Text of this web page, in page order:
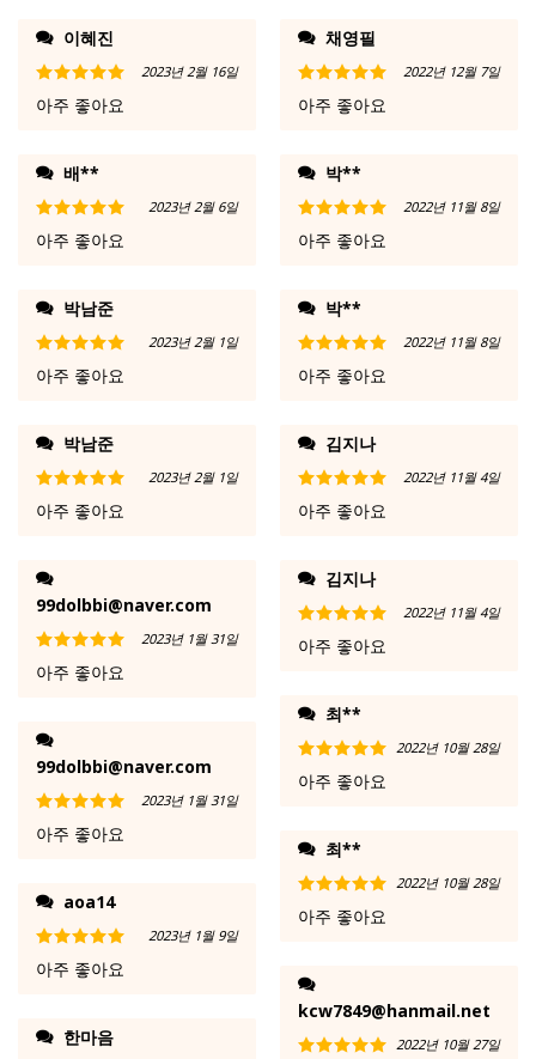
이혜진
5 중에서5
로 평가됨
2023년 2월 16일
아주 좋아요
배**
5 중에서5
로 평가됨
2023년 2월 6일
아주 좋아요
박남준
5 중에서5
로 평가됨
2023년 2월 1일
아주 좋아요
박남준
5 중에서5
로 평가됨
2023년 2월 1일
아주 좋아요
99dolbbi@naver.com
5 중에서5
로 평가됨
2023년 1월 31일
아주 좋아요
99dolbbi@naver.com
5 중에서5
로 평가됨
2023년 1월 31일
아주 좋아요
aoa14
5 중에서5
로 평가됨
2023년 1월 9일
아주 좋아요
한마음
채영필
5 중에서5
로 평가됨
2022년 12월 7일
아주 좋아요
박**
5 중에서5
로 평가됨
2022년 11월 8일
아주 좋아요
박**
5 중에서5
로 평가됨
2022년 11월 8일
아주 좋아요
김지나
5 중에서5
로 평가됨
2022년 11월 4일
아주 좋아요
김지나
5 중에서5
로 평가됨
2022년 11월 4일
아주 좋아요
최**
5 중에서5
로 평가됨
2022년 10월 28일
아주 좋아요
최**
5 중에서5
로 평가됨
2022년 10월 28일
아주 좋아요
kcw7849@hanmail.net
2022년 10월 27일